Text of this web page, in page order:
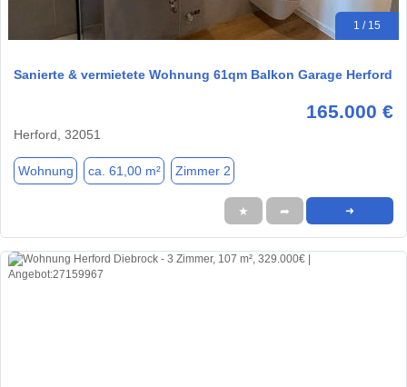
1 / 15
Sanierte & vermietete Wohnung 61qm Balkon Garage Herford
165.000 €
Herford, 32051
Wohnung ca. 61,00 m² Zimmer 2
★ ➦ ➜